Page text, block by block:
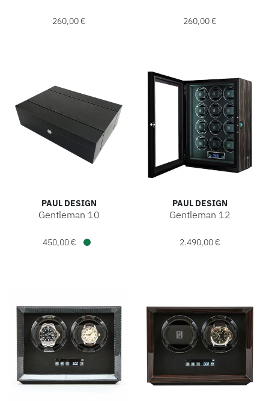
260,00 € 260,00 €
PAUL DESIGN
Gentleman 10
450,00 €
PAUL DESIGN
Gentleman 12
2.490,00 €